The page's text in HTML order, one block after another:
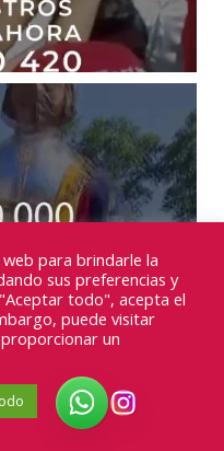
para brindarle la
sus preferencias y
todo", acepta el
puede visitar
un